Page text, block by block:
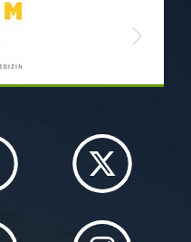
Next